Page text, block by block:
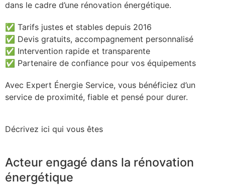
dans le cadre d’une rénovation énergétique.
✅ Tarifs justes et stables depuis 2016
✅ Devis gratuits, accompagnement personnalisé
✅ Intervention rapide et transparente
✅ Partenaire de confiance pour vos équipements
Avec Expert Énergie Service, vous bénéficiez d’un
service de proximité, fiable et pensé pour durer.
Décrivez ici qui vous êtes
Acteur engagé dans la rénovation
énergétique